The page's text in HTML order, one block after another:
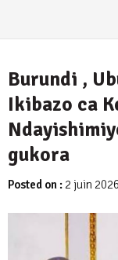
Burundi ,
Ikibazo ca
gukora
Posted on : 2 juin 2026